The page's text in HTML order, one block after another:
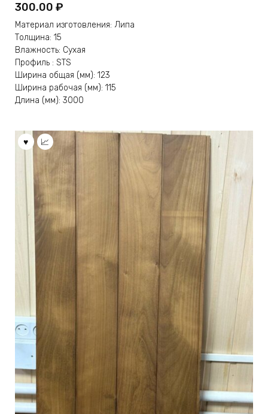
300.00 ₽
Материал изготовления: Липа
Толщина: 15
Влажность: Сухая
Профиль : STS
Ширина общая (мм): 123
Ширина рабочая (мм): 115
Длина (мм): 3000